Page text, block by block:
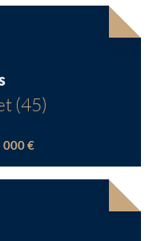
(45)
000 €